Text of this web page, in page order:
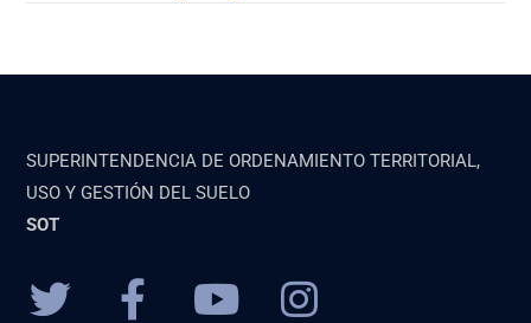
SUPERINTENDENCIA DE ORDENAMIENTO TERRITORIAL,
USO Y GESTIÓN DEL SUELO
SOT